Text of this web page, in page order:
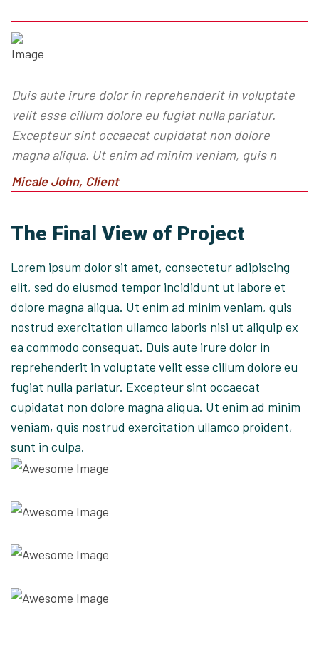
Duis aute irure dolor in reprehenderit in voluptate
velit esse cillum dolore eu fugiat nulla pariatur.
Excepteur sint occaecat cupidatat non dolore
magna aliqua. Ut enim ad minim veniam, quis n
Micale John, Client
The Final View of Project
Lorem ipsum dolor sit amet, consectetur adipiscing
elit, sed do eiusmod tempor incididunt ut labore et
dolore magna aliqua. Ut enim ad minim veniam, quis
nostrud exercitation ullamco laboris nisi ut aliquip ex
ea commodo consequat. Duis aute irure dolor in
reprehenderit in voluptate velit esse cillum dolore eu
fugiat nulla pariatur. Excepteur sint occaecat
cupidatat non dolore magna aliqua. Ut enim ad minim
veniam, quis nostrud exercitation ullamco proident,
sunt in culpa.